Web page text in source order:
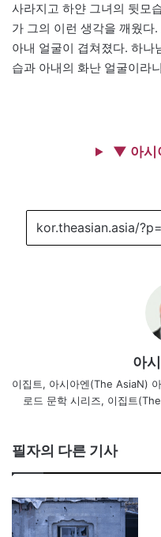
사라지고 하얀 그녀의 뒷모
가 그의 이런 생각을 깨웠다
아내 얼굴이 겹쳐졌다. 하나
습과 아내의 화난 얼굴이라
▼ 아시
아
이집트, 아시아엔(The AsiaN)
로드 문학 시리즈, 이집트
필자의 다른 기사